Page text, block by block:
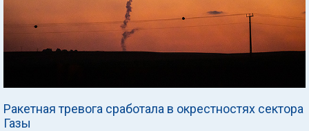
Ракетная тревога сработала в окрестностях сектора
Газы